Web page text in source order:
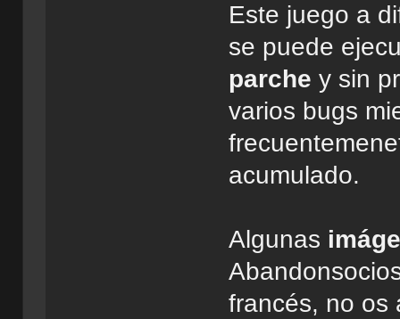
Este juego a
se puede
parche y sin
varios bugs
acumulado.
Algunas
francés, no os